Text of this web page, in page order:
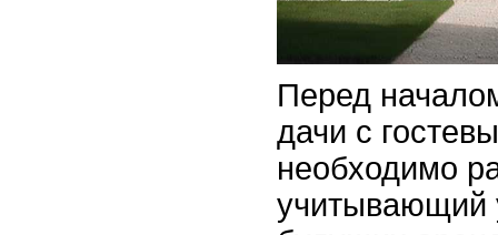
Перед
дачи с
необходимо
учитывающий